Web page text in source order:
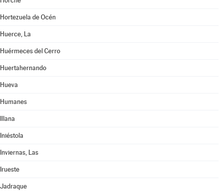
Hortezuela de Océn
Huerce, La
Huérmeces del Cerro
Huertahernando
Hueva
Humanes
Illana
Iniéstola
Inviernas, Las
Irueste
Jadraque